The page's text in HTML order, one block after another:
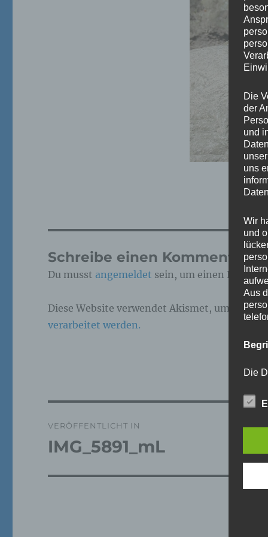
Schreibe einen Kommentar
Du musst angemeldet sein, um einen
Diese Website verwendet Akismet, um Spam
verarbeitet werden.
VERÖFFENTLICHT IN
IMG_5891_mL
Die
der
und
uns
Wir
und
Aus
Die
dies
Wir